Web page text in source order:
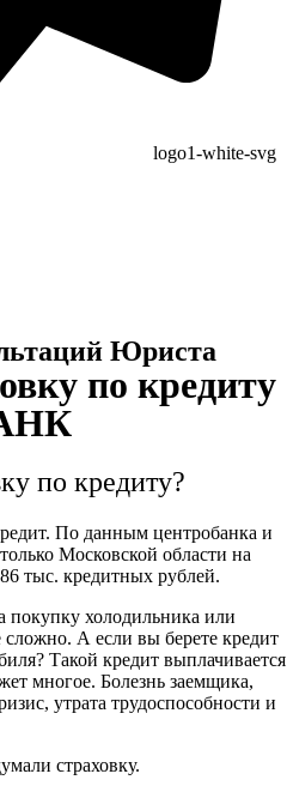
Юриста
по кредиту
по кредиту?
По данным центробанка и
Московской области на
тыс. кредитных рублей.
покупку холодильника или
А если вы берете кредит
Такой кредит выплачивается
многое. Болезнь заемщика,
утрата трудоспособности и
страховку.